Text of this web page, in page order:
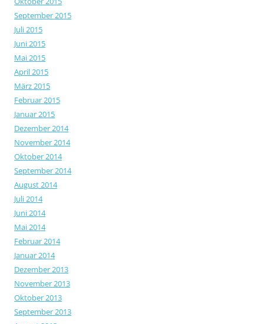
September 2015
Juli 2015
Juni 2015
Mai 2015
April 2015
März 2015
Februar 2015
Januar 2015
Dezember 2014
November 2014
Oktober 2014
September 2014
August 2014
Juli 2014
Juni 2014
Mai 2014
Februar 2014
Januar 2014
Dezember 2013
November 2013
Oktober 2013
September 2013